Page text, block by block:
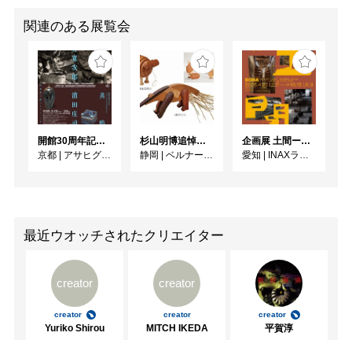
関連のある展覧会
開館30周年記念 山本爲三郎・河井寬次郎没後60年記念 「共鳴 河井寬次郎 × 濱田庄司 ー山本爲三郎コレクションより」
京都 | アサヒグループ大山崎山荘美術館
杉山明博追悼展 木とわたし―木工の妙技と美術教育
静岡 | ベルナール・ビュフェ美術館
企画展 土間ーつくって、つかって、再発見ー
愛知 | INAXライブミュージアム
最近ウオッチされたクリエイター
creator
creator
Yuriko Shirou
creator
creator
MITCH IKEDA
creator
平賀淳